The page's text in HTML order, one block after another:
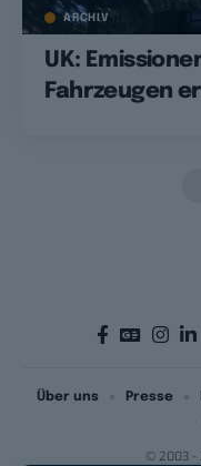
ARCHIV
UK:
Fahrzeugen
© 2003 -
Über uns Presse